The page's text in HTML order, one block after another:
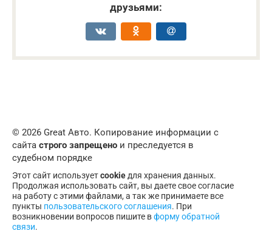
друзьями:
© 2026 Great Авто. Копирование информации с
сайта строго запрещено и преследуется в
судебном порядке
Этот сайт используетcookie для хранения данных.
Продолжая использовать сайт, вы даете свое согласие
на работу с этими файлами, а так же принимаете все
пункты пользовательского соглашения. При
возникновении вопросов пишите вформу обратной
связи.